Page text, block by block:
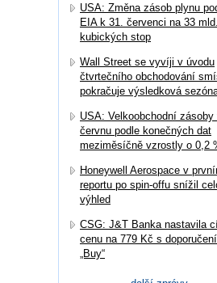
USA: Změna zásob plynu
EIA k 31. červenci na 33 mld.
kubických stop
Wall Street se vyvíji v úvodu
čtvrtečního obchodování
pokračuje výsledková
USA: Velkoobchodní zásoby
červnu podle konečných dat
meziměsíčně vzrostly o 0,2
Honeywell Aerospace v
reportu po spin-offu snížil
výhled
CSG: J&T Banka nastavila
cenu na 779 Kč s
„Buy“